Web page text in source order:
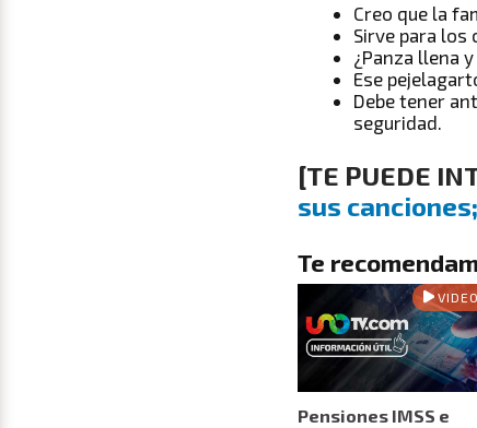
Creo que la
Sirve para los
¿Panza llena
Ese
Debe tener
seguridad.
[TE PUEDE
sus
Te
VIDEO
Pensiones IMSS e